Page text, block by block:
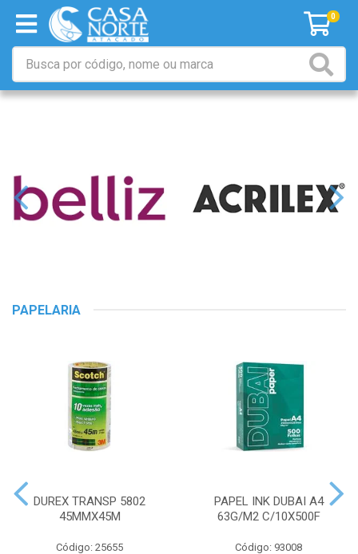
0
PAPELARIA
DUREX TRANSP 5802
45MMX45M
Código: 25655
PAPEL INK DUBAI A4
63G/M2 C/10X500F
Código: 93008